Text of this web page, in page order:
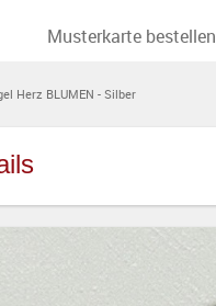
Musterkarte bestellen
Herz BLUMEN - Silber